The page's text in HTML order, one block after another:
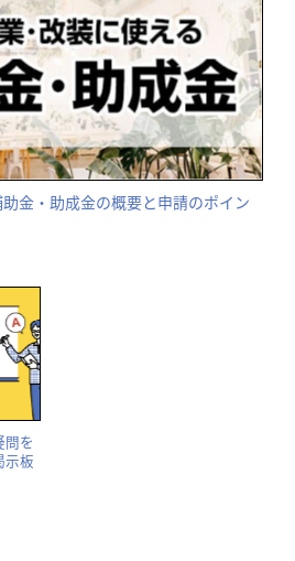
金・助成金の概要と申請のポイン
を
示板